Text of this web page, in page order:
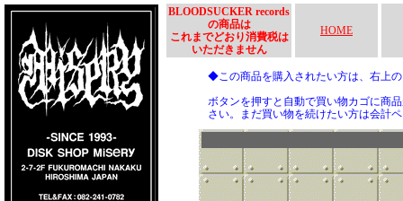
BLOODSUCKER records
の商品は
これまでどおり消費税は
いただきません
HOME
◆この商品を購入されたい方は、右上
ボタンを押すと自動で買い物カゴに商
さい。まだ買い物を続けたい方は会計